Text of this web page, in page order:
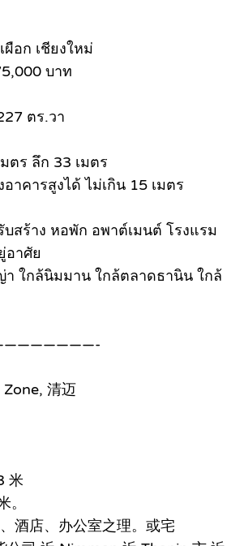
อก เชียงใหม่
บาท
ตร.วา
ตร ลึก 33 เมตร
าคารสูงได้ ไม่เกิน 15 เมตร
บสร้าง หอพัก อพาต์เมนต์ โรงแรม
อาศัย
า ใกล้นิมมาน ใกล้ตลาดธานิน ใกล้
清迈
米
。
酒店、办公室之理。或宅